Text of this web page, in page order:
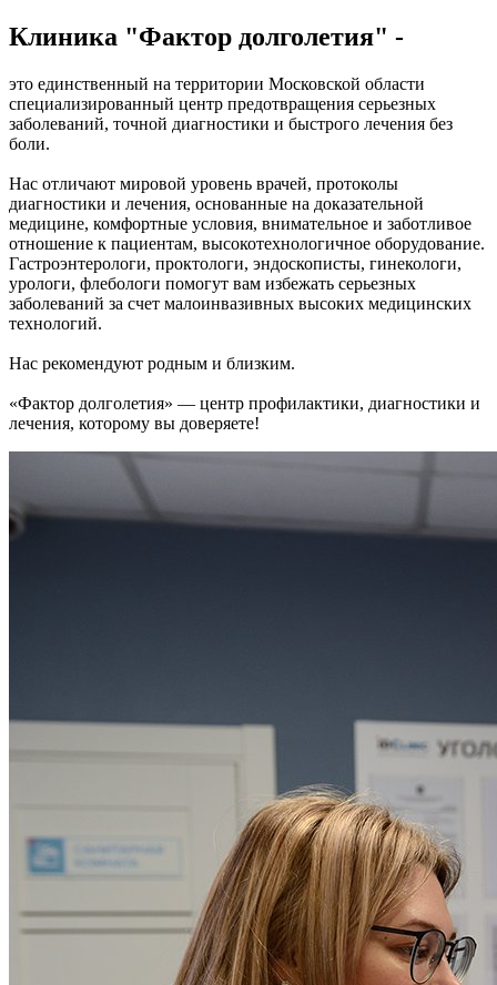
Клиника "Фактор долголетия" -
это единственный на территории Московской области
специализированный центр предотвращения серьезных
заболеваний, точной диагностики и быстрого лечения без
боли.
Нас отличают мировой уровень врачей, протоколы
диагностики и лечения, основанные на доказательной
медицине, комфортные условия, внимательное и заботливое
отношение к пациентам, высокотехнологичное оборудование.
Гастроэнтерологи, проктологи, эндоскописты, гинекологи,
урологи, флебологи помогут вам избежать серьезных
заболеваний за счет малоинвазивных высоких медицинских
технологий.
Нас рекомендуют родным и близким.
«Фактор долголетия» — центр профилактики, диагностики и
лечения, которому вы доверяете!